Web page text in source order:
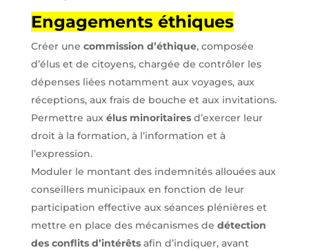
Engagements éthiques
Créer une commission d’éthique, composée
d’élus et de citoyens, chargée de contrôler les
dépenses liées notamment aux voyages, aux
réceptions, aux frais de bouche et aux invitations.
Permettre aux élus minoritairesd’exercer leur
droit à la formation, à l’information et à
l’expression.
Moduler le montant des indemnités allouées aux
conseillers municipaux en fonction de leur
participation effective aux séances plénières et
mettre en place des mécanismes de détection
des conflits d’intérêtsafin d’indiquer, avant